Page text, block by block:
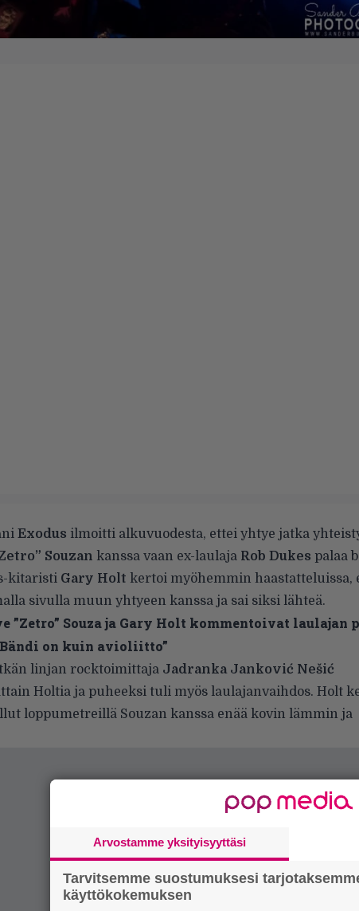
Exodus ilmoitti alkuvuodesta, ettei yhtye jatka
Souzan kanssa vaan ex-laulaja Rob Dukes palaa
kitaristi Gary Holt kertoi myöhemmin haastatteluissa,
sivulla muun yhtyeen kanssa ja sai siksi lähteä.
”Zetro” Souza ja Gary Holt kommentoivat laulajan
on kuin avioliitto”
linjan rocktoimittaja Jadranka Janković Nešić
Holtia ja puheeksi tuli myös laulajanvaihdos. Holt
loppumetreillä Souzan kanssa enää kovin lämmin ja
Arvostamme yksityisyyttäsi
Tarvitsemme suostumuksesi
käyttökokemuksen